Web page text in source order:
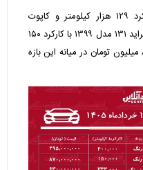
همچنین پراید ۱۱۱ مدل ۱۳۹۸ با کارکرد ۱۲۹ هزار کیلومتر و کاپوت
تعویض با قیمت ۸۴۰ میلیون تومان و پراید ۱۳۱ مدل ۱۳۹۹ با کارکرد ۱۵۰
هزار کیلومتر و بدون رنگ با قیمت ۸۷۰ میلیون تومان در میانه این بازه